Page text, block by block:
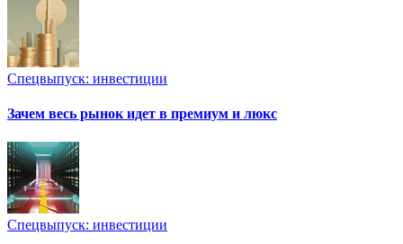
Спецвыпуск: инвестиции
Зачем весь рынок идет в премиум и люкс
Спецвыпуск: инвестиции